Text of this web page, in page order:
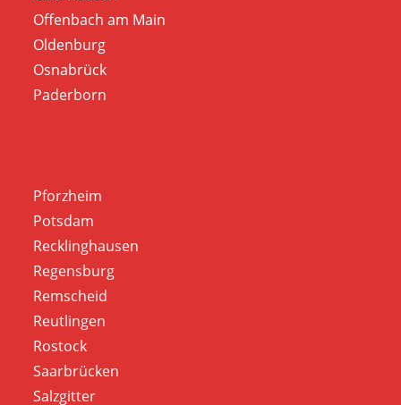
Offenbach am Main
Oldenburg
Osnabrück
Paderborn
Pforzheim
Potsdam
Recklinghausen
Regensburg
Remscheid
Reutlingen
Rostock
Saarbrücken
Salzgitter